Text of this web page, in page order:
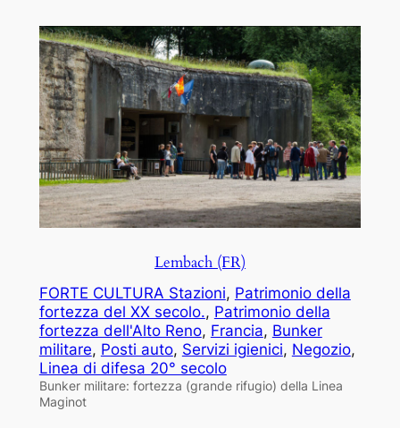
Lembach (FR)
FORTE CULTURA Stazioni, Patrimonio della
fortezza del XX secolo., Patrimonio della
fortezza dell'Alto Reno, Francia, Bunker
militare, Posti auto, Servizi igienici, Negozio
Linea di difesa 20° secolo
Bunker militare: fortezza (grande rifugio) della Linea
Maginot